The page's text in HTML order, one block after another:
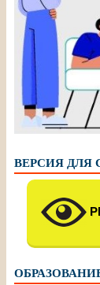
ВЕРСИЯ ДЛЯ